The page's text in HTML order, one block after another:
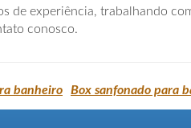
de experiência, trabalhando
conosco.
banheiro Box sanfonado para